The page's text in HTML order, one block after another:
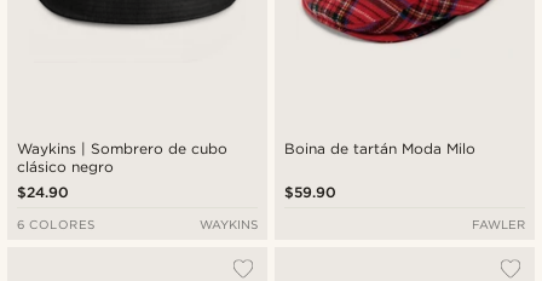
Waykins | Sombrero de cubo
clásico negro
$24.90
6 COLORES WAYKINS
Boina de tartán Moda Milo
$59.90
FAWLER